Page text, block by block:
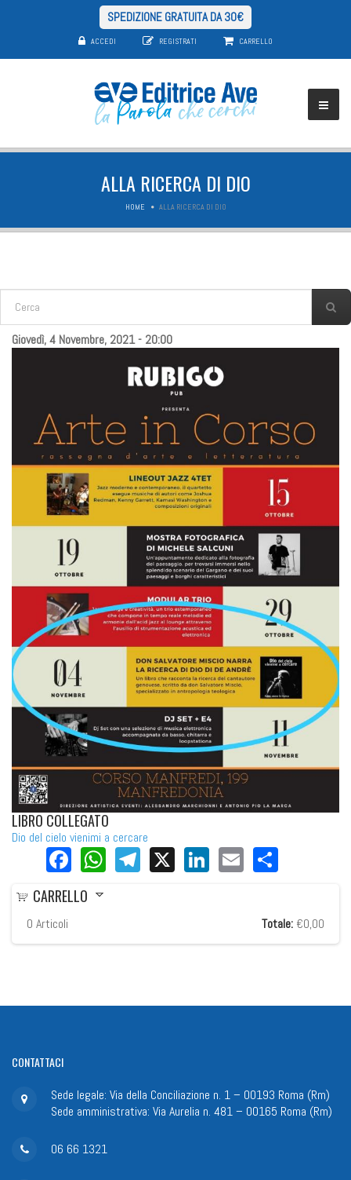
SPEDIZIONE GRATUITA DA 30€
ACCEDI REGISTRATI CARRELLO
ALLA RICERCA DI DIO
HOME ALLA RICERCA DI DIO
FORM DI RICERCA
Giovedì, 4 Novembre, 2021 - 20:00
LIBRO COLLEGATO
Dio del cielo vienimi a cercare
Facebook
WhatsApp
Telegram
X LinkedIn
Email
CARRELLO
0 Articoli Totale: €0,00
CONTATTACI
Sede legale: Via della Conciliazione n. 1 – 00193 Roma (Rm)
Sede amministrativa: Via Aurelia n. 481 – 00165 Roma (Rm)
06 66 1321